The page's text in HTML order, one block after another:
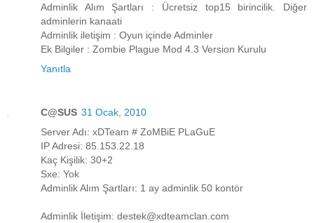
Adminlik Alım Şartları : Ücretsiz top15 birincilik. Diğer
adminlerin kanaati
Adminlik iletişim : Oyun içinde Adminler
Ek Bilgiler : Zombie Plague Mod 4.3 Version Kurulu
Yanıtla
C@SUS 31 Ocak, 2010
Server Adı: xDTeam # ZoMBiE PLaGuE
IP Adresi: 85.153.22.18
Kaç Kişilik: 30+2
Sxe: Yok
Adminlik Alım Şartları: 1 ay adminlik 50 kontör
Adminlik İletişim: destek@xdteamclan.com